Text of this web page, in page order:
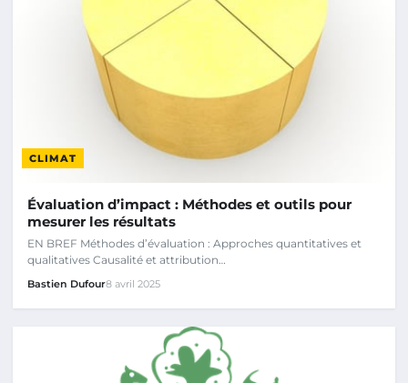
CLIMAT
Évaluation d’impact : Méthodes et outils pour
mesurer les résultats
EN BREF Méthodes d’évaluation : Approches quantitatives et
qualitatives Causalité et attribution…
Bastien Dufour8 avril 2025